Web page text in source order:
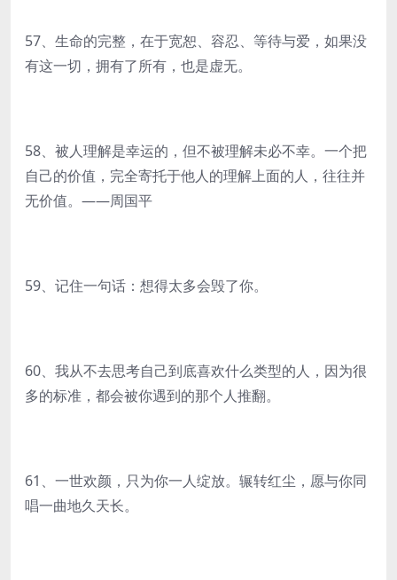
57、生命的完整，在于宽恕、容忍、等待与爱，如果没
有这一切，拥有了所有，也是虚无。
58、被人理解是幸运的，但不被理解未必不幸。一个把
自己的价值，完全寄托于他人的理解上面的人，往往并
无价值。——周国平
59、记住一句话：想得太多会毁了你。
60、我从不去思考自己到底喜欢什么类型的人，因为很
多的标准，都会被你遇到的那个人推翻。
61、一世欢颜，只为你一人绽放。辗转红尘，愿与你同
唱一曲地久天长。